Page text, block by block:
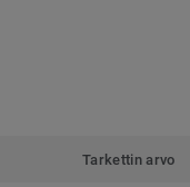
Tarkettin arvo